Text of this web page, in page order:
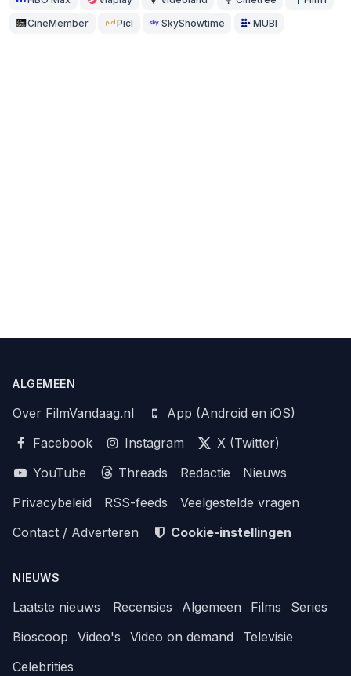
CineMember Picl SkyShowtime MUBI
ALGEMEEN
Over FilmVandaag.nl
App (Android en iOS)
Facebook
Instagram
X (Twitter)
YouTube
Threads Redactie
Nieuws
Privacybeleid
RSS-feeds
Veelgestelde vragen
Contact / Adverteren
Cookie-instellingen
NIEUWS
Laatste nieuws Recensies Algemeen Films
Series
Bioscoop
Video's Video on demand
Televisie
Celebrities